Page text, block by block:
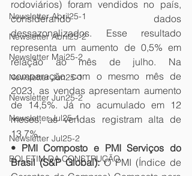
Newsletter Abril25-1
Newsletter Abril25-2
Newsletter Mai25-2
Newsletter Jun25-1
Newsletter Jun25-2
Newsletter Jul25-1
Newsletter Jul25-2
BOLETIM DA CONSTRUÇÃO
rodoviários) foram vendidos no país,
considerando dados
dessazonalizados. Esse resultado
representa um aumento de 0,5% em
relação ao mês de julho. Na
comparação com o mesmo mês de
2023, as vendas apresentam aumento
de 14,5%. Já no acumulado em 12
meses, as vendas registram alta de
13,7%.
• PMI Composto e PMI Serviços do
Brasil (S&P Global): O PMI (Índice de